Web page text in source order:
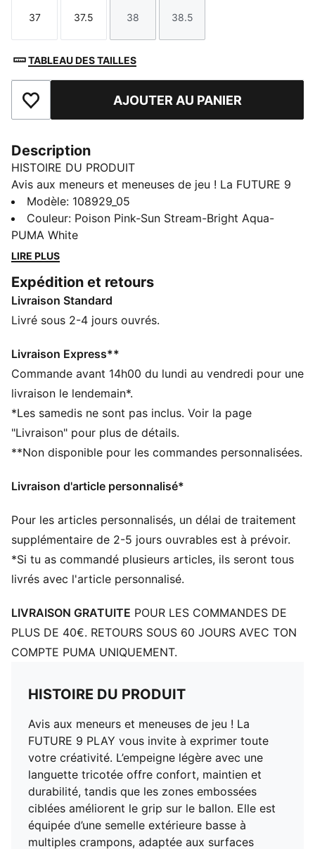
Taille
37
Taille
37.5
Taille
38
Taille
38.5
TABLEAU DES TAILLES
Ajouter aux favorisAJOUTER AU PANIER
Description
HISTOIRE DU PRODUIT
Avis aux meneurs et meneuses de jeu ! La FUTURE 9
PLAY vous invite à exprimer toute votre créativité.
L’empeigne légère avec une languette tricotée offre
confort, maintien et durabilité, tandis que les zones
embossées ciblées améliorent le grip sur le ballon. Elle
crampons, adaptée aux surfaces naturelles dures et au
gazon artificiel (2G), pour te permettre de déjouer les
défenseurs en toute fluidité.
La tige de cette chaussure est composée d’au moins
30 % de matériaux recyclés
FIT : empeigne légère avec languette tricotée à enfiler
SKILL : zones en relief, ciblées sur l’empeigne pour un
meilleur contrôle du ballon, que tu dribbles les
défenseurs, passes avec précision ou vises le but.
crampons idéal pour les terrains artificiels (2G)
Coupe régulière à large
Bout : Arrondi
Fermeture : Fermeture à lacets
Talon : Talon plat
PUMA Enfant et Adolescent : recommandé pour les
enfants âgés de 8 à 16 ans
Modèle: 108929_05
Couleur: Poison Pink-Sun Stream-Bright Aqua-
PUMA White
LIRE PLUS
Expédition et retours
Livraison Standard
Livré sous 2-4 jours ouvrés.
Livraison Express**
Commande avant 14h00 du lundi au vendredi pour une
livraison le lendemain*.
*Les samedis ne sont pas inclus. Voir la page
"Livraison" pour plus de détails.
**Non disponible pour les commandes personnalisées.
Livraison d'article personnalisé*
Pour les articles personnalisés, un délai de traitement
supplémentaire de 2-5 jours ouvrables est à prévoir.
*Si tu as commandé plusieurs articles, ils seront tous
livrés avec l'article personnalisé.
LIVRAISON GRATUITE POUR LES COMMANDES DE
PLUS DE 40€. RETOURS SOUS 60 JOURS AVEC TON
COMPTE PUMA UNIQUEMENT.
HISTOIRE DU PRODUIT
Avis aux meneurs et meneuses de jeu ! La
FUTURE 9 PLAY vous invite à exprimer toute
votre créativité. L’empeigne légère avec une
languette tricotée offre confort, maintien et
durabilité, tandis que les zones embossées
ciblées améliorent le grip sur le ballon. Elle est
équipée d’une semelle extérieure basse à
multiples crampons, adaptée aux surfaces